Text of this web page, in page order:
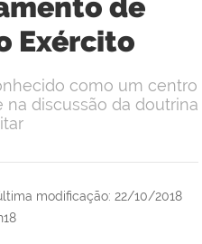
Exército
modificação: 22/10/2018
como um centro
discussão da doutrina